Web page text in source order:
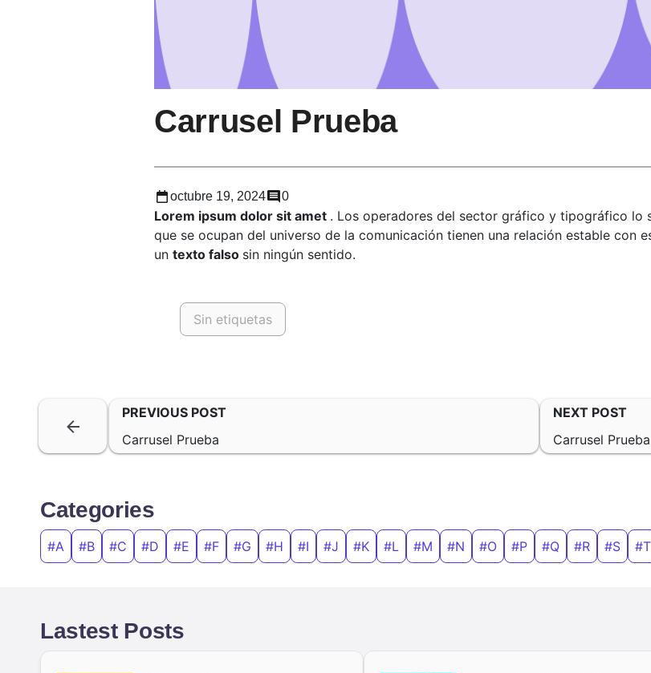
Carrusel Prueba
octubre 19, 2024 0
Lorem ipsum dolor sit amet . Los operadores del sector gráfico y tipográfico lo
que se ocupan del universo de la comunicación tienen una relación estable con
un texto falso sin ningún sentido.
Sin etiquetas
PREVIOUS POST
Carrusel Prueba
NEXT POST
Carrusel Prueba
Categories
#A #B #C #D #E #F #G #H #I #J #K #L #M #N #O #P #Q #R #S #T
Lastest Posts